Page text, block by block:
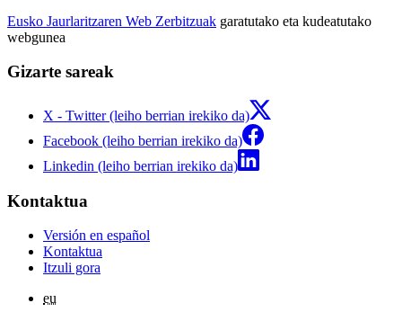
Eusko Jaurlaritzaren Web Zerbitzuak garatutako eta kudeatutako
webgunea
Gizarte sareak
X - Twitter (leiho berrian irekiko da)
Facebook (leiho berrian irekiko da)
Linkedin (leiho berrian irekiko da)
Kontaktua
Versión en español
Kontaktua
Itzuli gora
eu